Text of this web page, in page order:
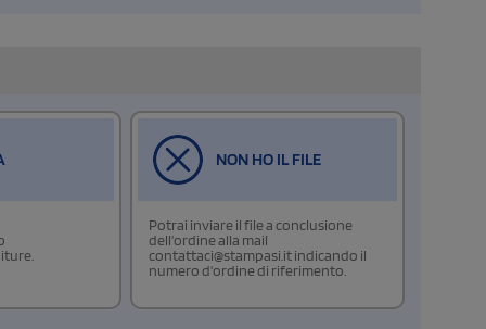
NON HO IL FILE
Potrai inviare il file a conclusione
dell'ordine alla mail
contattaci@stampasi.it indicando il
numero d'ordine di riferimento.